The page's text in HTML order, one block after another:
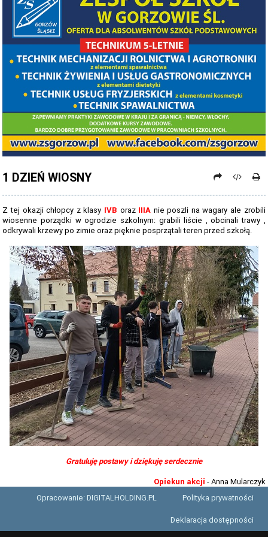
PROCEDURY NAUKI ZDALNEJ
PROCEDURY BEZPIECZEŃSTWA - COVID-19 - OD 15 WRZEŚNIA 2021
PREZENTACJA SZKOŁY 2026 - 2027
ZDJĘCIA GRUPOWE 2022 - 2023
KADRA PEDAGOGICZNA
DANE OSOBOWE
PROJEKT: "NOWE SPOJRZENIE - NOWE MOŻLIWOŚCI - SPOJRZENIE W
PRZYSZŁOŚĆ"
NABÓR NA ROK SZKOLNY 2026/2027
NASZE KIERUNKI TECHNIKUM - 2026-2027 - OPIS
REGULAMIN REKRUTACJI SZKOŁY DZIENNE 2026-2027
TERMINARZ REKRUTACJI 2026-2027
TMRIA - ROLNICTWO Z ELEMENTAMI SPAWALNICTWA
TŻIUG - GASTRONOMIA Z ELEMENTAMI DIETETYKI
TUF - FRYZJERSTWO Z ELEMENTAMI KOSMETYKI
TS - TECHNIKUM SPAWALNICTWA
STATUTY SZKOŁY
PLAN IMPREZ I UROCZYSTOŚCI SZKOLNYCH 2025-2026
SZKOLNE PLANY NAUCZANIA 2025/2026
REGULAMINY SZKOŁY
PROGRAM PRACY SZKOŁY 2025-2026
1 DZIEŃ WIOSNY
Z tej okazji chłopcy z klasy IVB orazIIIA nie poszli na wagary ale zrobili
wiosenne porządki w ogrodzie szkolnym: grabili liście , obcinali trawy ,
odkrywali krzewy po zimie oraz pięknie posprzątali teren przed szkołą.
Gratuluję postawy i dziękuję serdecznie
Opiekun akcji - Anna Mularczyk
Opracowanie: DIGITALHOLDING.PL
Polityka prywatności
Deklaracja dostępności